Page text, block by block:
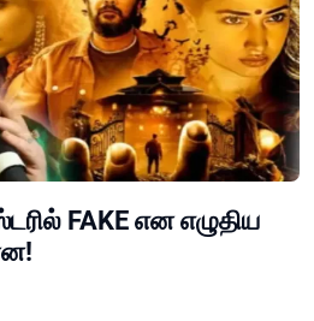
FAKE என எழுதிய